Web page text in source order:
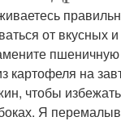
от вкусных
картофеля на
чтобы
Я